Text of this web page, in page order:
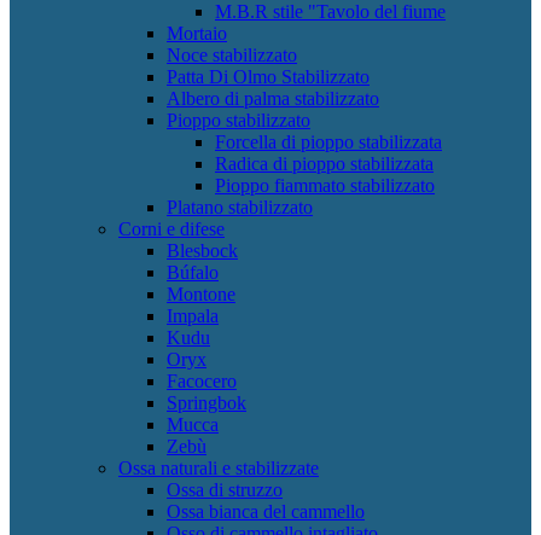
M.B.R stile "Tavolo del fiume
Mortaio
Noce stabilizzato
Patta Di Olmo Stabilizzato
Albero di palma stabilizzato
Pioppo stabilizzato
Forcella di pioppo stabilizzata
Radica di pioppo stabilizzata
Pioppo fiammato stabilizzato
Platano stabilizzato
Corni e difese
Blesbock
Búfalo
Montone
Impala
Kudu
Oryx
Facocero
Springbok
Mucca
Zebù
Ossa naturali e stabilizzate
Ossa di struzzo
Ossa bianca del cammello